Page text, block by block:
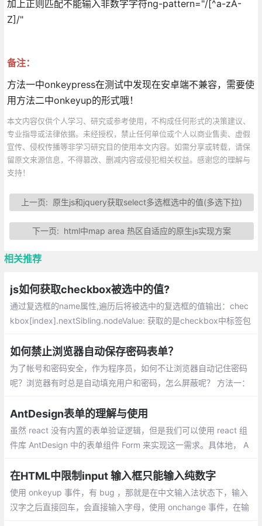
加上正则匹配不能输入非数字字符ng-pattern="/[^a-zA-
Z]/"
备注：
方法一中onkeypress在测试中发现在安卓端不兼容，需要使
用方法二中onkeyup的形式哦！
本文内容仅供个人学习、研究或参考使用，不构成任何形式的决策建议、
专业指导或法律依据。未经授权，禁止任何单位或个人以商业售卖、虚假
宣传、侵权传播等非学习研究目的使用本文内容。如需分享或转载，请保
留原文来源信息，不得篡改、删减内容或侵犯相关权益。感谢您的理解与
支持！
上一页: 原生js和jquery获取select多选框选中的值(多选下拉)
下一页: html中map area 热区自适应的原生js实现方案
相关推荐
js如何获取checkbox被选中的值?
通过复选框的name属性,遍历后将被选中的复选框的值输出：chec
kbox[index].nextSibling.nodeValue: 获取的是checkbox中标签包
数组
如何禁止浏览器自动保存密码表单？
为了帐号和密码安全，作为程序员，如何不让浏览器自动记住密码
呢？浏览器有时总是自动填充用户和密码，怎么屏蔽呢？ 方法一：
改变输入框格式为密码框
AntDesign表单的理解与使用
虽然 react 没有内置的表单验证逻辑，但是我们可以使用 react 组
件库 AntDesign 中的表单组件 Form 来实现这一需求。具体地， A
输入控制的容器）配合使用：
在HTML中限制input 输入框只能输入纯数字
使用 onkeyup 事件，有 bug ，那就是在中文输入法状态下，输入
汉字之后直接回车，会直接输入字母，使用 onchange 事件，在输